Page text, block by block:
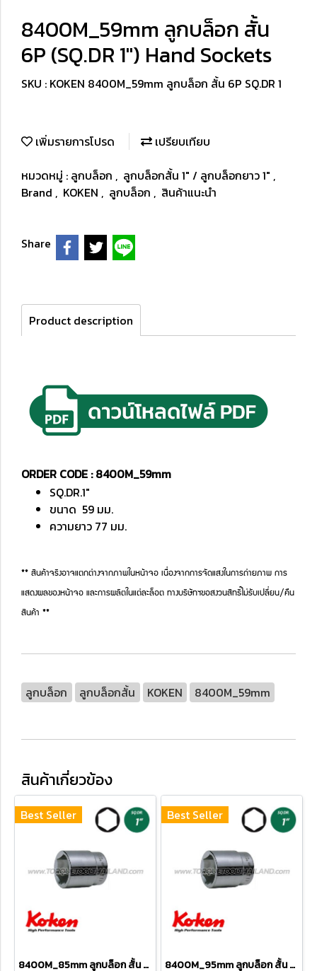
8400M_59mm ลูกบล็อก สั้น
6P (SQ.DR 1") Hand Sockets
SKU : KOKEN 8400M_59mm ลูกบล็อก สั้น 6P SQ.DR 1
เพิ่มรายการโปรด
เปรียบเทียบ
หมวดหมู่ : ลูกบล็อก , ลูกบล็อกสั้น 1" / ลูกบล็อกยาว 1" ,
Brand , KOKEN , ลูกบล็อก , สินค้าแนะนำ
Share
Product description
ORDER CODE : 8400M_59mm
SQ.DR.1"
ขนาด 59 มม.
ความยาว 77 มม.
** สินค้าจริงอาจแตกต่างจากภาพในหน้าจอ เนื่องจากการจัดแสงในการถ่ายภาพ การ
แสดงผลของหน้าจอ และการผลิตในแต่ละล็อต ทางบริษัทฯขอสงวนสิทธิ์ไม่รับเปลี่ยน/คืน
สินค้า **
ลูกบล็อก ลูกบล็อกสั้น KOKEN 8400M_59mm
สินค้าเกี่ยวข้อง
Best Seller
8400M_85mm ลูกบล็อก สั้น 6P (SQ.DR 1") Hand Sockets
Best Seller
8400M_95mm ลูกบล็อก สั้น 6P (SQ.DR 1") Hand Sockets